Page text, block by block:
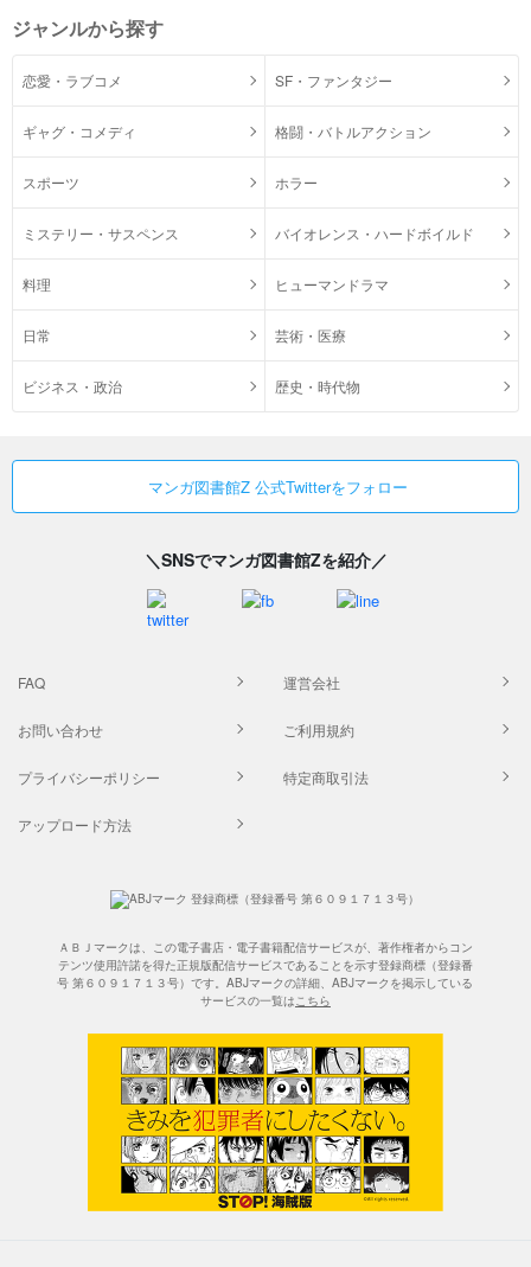
ジャンルから探す
恋愛・ラブコメ SF・ファンタジー
ギャグ・コメディ 格闘・バトルアクション
スポーツ ホラー
ミステリー・サスペンス バイオレンス・ハードボイルド
料理 ヒューマンドラマ
日常 芸術・医療
ビジネス・政治 歴史・時代物
マンガ図書館Z 公式Twitterをフォロー
＼SNSでマンガ図書館Zを紹介／
FAQ 運営会社
お問い合わせ ご利用規約
プライバシーポリシー 特定商取引法
アップロード方法
ＡＢＪマークは、この電子書店・電子書籍配信サービスが、著作権者からコン
テンツ使用許諾を得た正規版配信サービスであることを示す登録商標（登録番
号 第６０９１７１３号）です。ABJマークの詳細、ABJマークを掲示している
サービスの一覧はこちら